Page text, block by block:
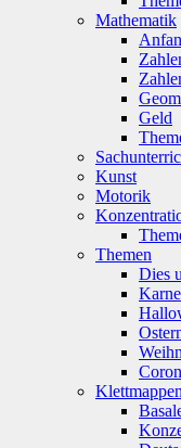
Mathematik
Geld
Kunst
Motorik
Themen
Dies
Klettmappen